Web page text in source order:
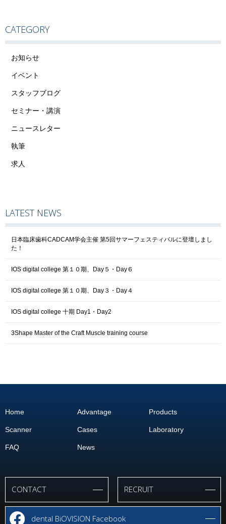
CATEGORY
お知らせ
イベント
スタッフブログ
セミナー・講演
ニュースレター
執筆
求人
LATEST NEWS
日本臨床歯科CADCAM学会主催 第5回サマーフェスティバルに登壇しまし
た！
IOS digital college 第１０期、Day５・Day６
IOS digital college 第１０期、Day３・Day４
IOS digital college 十期 Day1・Day2
3Shape Master of the Craft Muscle training course
Home Advantage Products
Scanner Cases Laboratory
FAQ News
CONTACT RECRUIT
dental BiOVISION Facebook